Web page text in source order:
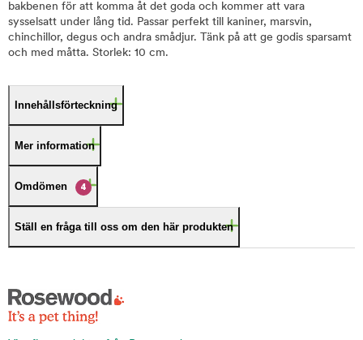
bakbenen för att komma åt det goda och kommer att vara
sysselsatt under lång tid. Passar perfekt till kaniner, marsvin,
chinchillor, degus och andra smådjur. Tänk på att ge godis sparsamt
och med måtta. Storlek: 10 cm.
Innehållsförteckning
Mer information
Omdömen 4
Ställ en fråga till oss om den här produkten